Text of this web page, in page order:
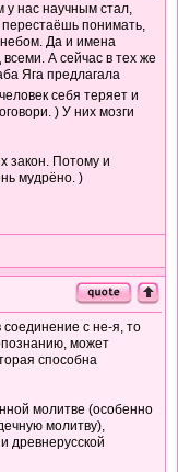
у нас научным стал,
перестаёшь понимать,
Да и имена
А сейчас в тех же
Яга предлагала
себя теряет и
) У них мозги
закон. Потому и
мудрёно. )
соединение с не-я, то
может
способна
молитве (особенно
молитву),
древнерусской